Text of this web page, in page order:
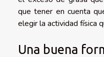
que tener en cuenta
elegir la actividad física
Una buena